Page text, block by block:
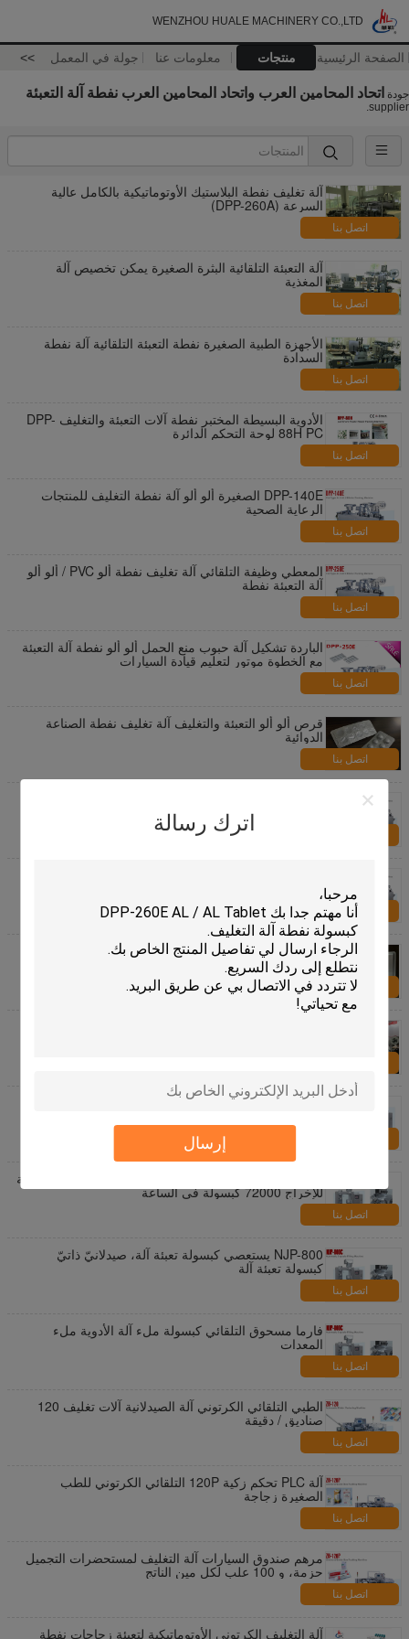
WENZHOU HUALE MACHINERY CO.,LTD
الصفحة الرئيسية منتجات معلومات عنا جولة في المعمل >>
اترك رسالة
إرسال
جودة اتحاد المحامين العرب واتحاد المحامين العرب نفطة آلة التعبئة
supplier.
آلة تغليف نفطة البلاستيك الأوتوماتيكية بالكامل عالية
السرعة (DPP-260A)
اتصل بنا
آلة التعبئة التلقائية البثرة الصغيرة يمكن تخصيص آلة
المغذية
اتصل بنا
الأجهزة الطبية الصغيرة نفطة التعبئة التلقائية آلة نفطة
السدادة
اتصل بنا
الأدوية البسيطة المختبر نفطة آلات التعبئة والتغليف DPP-
88H PC لوحة التحكم الدائرة
اتصل بنا
DPP-140E الصغيرة ألو ألو آلة نفطة التغليف للمنتجات
الرعاية الصحية
اتصل بنا
المعطي وظيفة التلقائي آلة تغليف نفطة ألو PVC / ألو ألو
آلة التعبئة نفطة
اتصل بنا
الباردة تشكيل آلة حبوب منع الحمل ألو ألو نفطة آلة التعبئة
مع الخطوة موتور لتعليم قيادة السيارات
اتصل بنا
قرص ألو ألو التعبئة والتغليف آلة تغليف نفطة الصناعة
الدوائية
اتصل بنا
اتصل بنا
DPP-160F SS304 ألو PVC ألو نفطة التعبئة آلة صديقة
للبيئة
اتصل بنا
نجب-2000C السامي سرعة الصلب كبسولة ملء آلة
SS304 آلة تعبئة الكبسولة الأوتوماتيكية ذات السرعة العالية
للإخراج 72000 كبسولة في الساعة
اتصل بنا
NJP-800 يستعصي كبسولة تعبئة آلة، صيدلانيّ ذاتيّ
كبسولة تعبئة آلة
اتصل بنا
فارما مسحوق التلقائي كبسولة ملء آلة الأدوية ملء
المعدات
اتصل بنا
الطبي التلقائي الكرتوني آلة الصيدلانية آلات تغليف 120
صناديق / دقيقة
اتصل بنا
آلة PLC تحكم زكية 120P التلقائي الكرتوني للطب
الصغيرة زجاجة
اتصل بنا
مرهم صندوق السيارات آلة التغليف لمستحضرات التجميل
حزمة، و 100 علب لكل مين الناتج
اتصل بنا
آلة التغليف الكرتوني الأوتوماتيكية لتعبئة زجاجات نفطة